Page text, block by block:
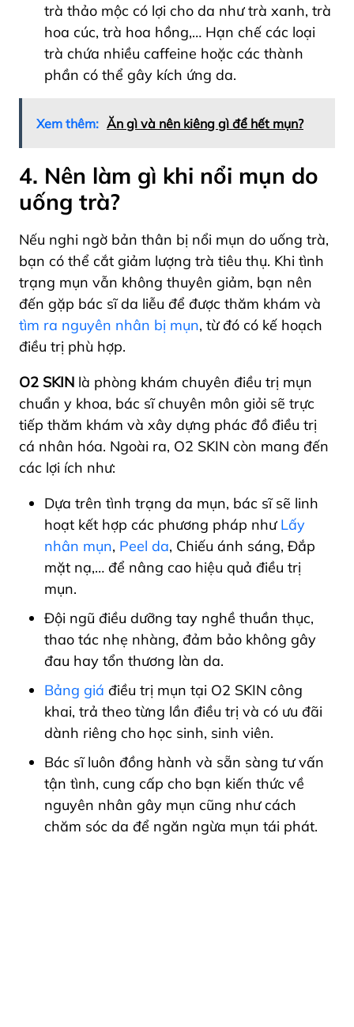
trà thảo mộc có lợi cho da như trà xanh, trà
hoa cúc, trà hoa hồng,… Hạn chế các loại
trà chứa nhiều caffeine hoặc các thành
phần có thể gây kích ứng da.
Xem thêm: Ăn gì và nên kiêng gì để hết mụn?
4. Nên làm gì khi nổi mụn do
uống trà?
Nếu nghi ngờ bản thân bị nổi mụn do uống trà,
bạn có thể cắt giảm lượng trà tiêu thụ. Khi tình
trạng mụn vẫn không thuyên giảm, bạn nên
đến gặp bác sĩ da liễu để được thăm khám và
tìm ra nguyên nhân bị mụn, từ đó có kế hoạch
điều trị phù hợp.
O2 SKIN là phòng khám chuyên điều trị mụn
chuẩn y khoa, bác sĩ chuyên môn giỏi sẽ trực
tiếp thăm khám và xây dựng phác đồ điều trị
cá nhân hóa. Ngoài ra, O2 SKIN còn mang đến
các lợi ích như:
Dựa trên tình trạng da mụn, bác sĩ sẽ linh
hoạt kết hợp các phương pháp như Lấy
nhân mụn, Peel da, Chiếu ánh sáng, Đắp
mặt nạ,… để nâng cao hiệu quả điều trị
mụn.
Đội ngũ điều dưỡng tay nghề thuần thục,
thao tác nhẹ nhàng, đảm bảo không gây
đau hay tổn thương làn da.
Bảng giá điều trị mụn tại O2 SKIN công
khai, trả theo từng lần điều trị và có ưu đãi
dành riêng cho học sinh, sinh viên.
Bác sĩ luôn đồng hành và sẵn sàng tư vấn
tận tình, cung cấp cho bạn kiến thức về
nguyên nhân gây mụn cũng như cách
chăm sóc da để ngăn ngừa mụn tái phát.